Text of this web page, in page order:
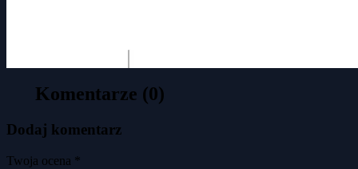
Komentarze (0)
Dodaj komentarz
Twoja ocena *